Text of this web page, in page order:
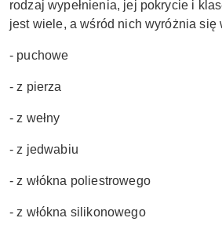
rodzaj wypełnienia, jej pokrycie i
jest wiele, a wśród nich wyróżnia się
- puchowe
- z pierza
- z wełny
- z jedwabiu
- z włókna poliestrowego
- z włókna silikonowego